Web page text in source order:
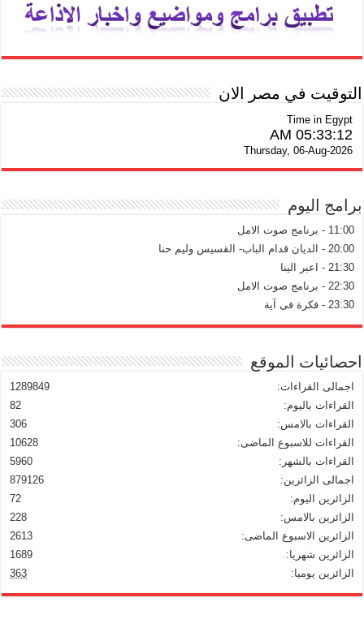
التوقيت في مصر الان
Time in Egypt
05:33:14 AM
Thursday, 06-Aug-2026
برامج اليوم
11:00 - برنامج صوت الامل
20:00 - الديان قدام الباب- القسيس وليم حنا
21:30 - اعبر الينا
22:30 - برنامج صوت الامل
23:30 - فكرة فى آية
احصائيات الموقع
1289849
اجمالى القراءات:
82
القراءات باليوم:
306
القراءات بالامس:
10628
القراءات للاسبوع الماضى:
5960
القراءات بالشهر:
879126
اجمالى الزائرين:
72
الزائرين اليوم:
228
الزائرين بالامس:
2613
الزائرين الاسبوع الماضى:
1689
الزائرين شهريا:
363
الزائرين يوميا: